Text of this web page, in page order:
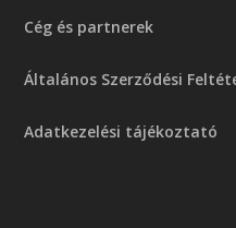
Cég és partnerek
Általános Szerződési
Adatkezelési tájékoztató